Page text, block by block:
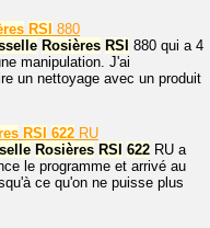
RSI 880
Rosières RSI 880 qui a 4
manipulation. J'ai
un nettoyage avec un produit
RSI 622 RU
Rosières RSI 622 RU a
le programme et arrivé au
ce qu'on ne puisse plus